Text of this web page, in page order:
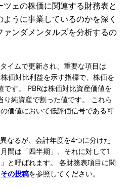
ェの株価に関連する財務表と
うに事業しているのかを深く
ァンダメンタルズを分析するの
イムで更新され、重要な項目は
価対比利益を示す指標で、株価を
です。 PBRは株価対比資産価値を
り純資産で割った値です。 これら
価値において低評価信号である可
なるが、会計年度を4つに分けた
間は「四半期」、それに対して1
と呼ばれます。 各財務表項目に関
その投稿を参照してください。